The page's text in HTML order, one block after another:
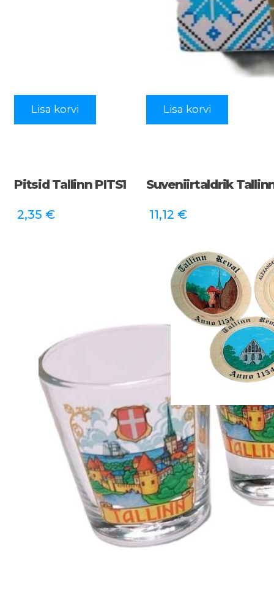
Lisa korvi Lisa korvi
Pitsid Tallinn PITS1
2,35 €
Suveniirtaldrik
11,12 €